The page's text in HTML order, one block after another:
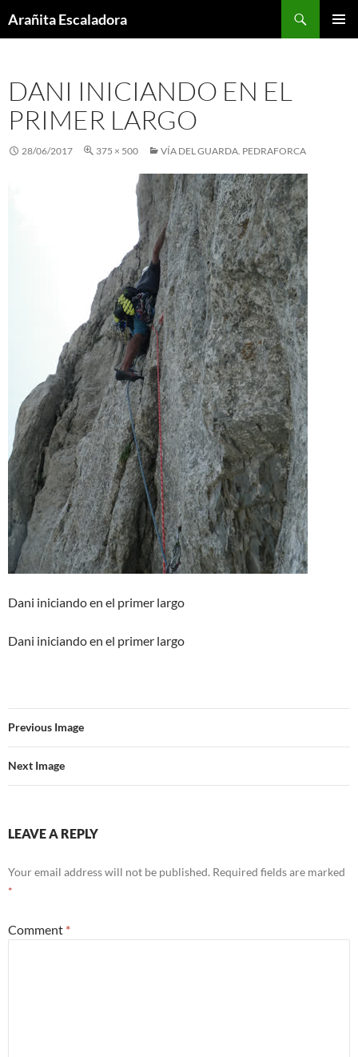
toArañita Escaladora
DANI INICIANDO EN EL
PRIMER LARGO
28/06/2017 375 × 500 VÍA DEL GUARDA. PEDRAFORCA
Dani iniciando en el primer largo
Dani iniciando en el primer largo
Previous Image
Next Image
LEAVE A REPLY
Your email address will not be published. Required fields are marked
*
Comment *